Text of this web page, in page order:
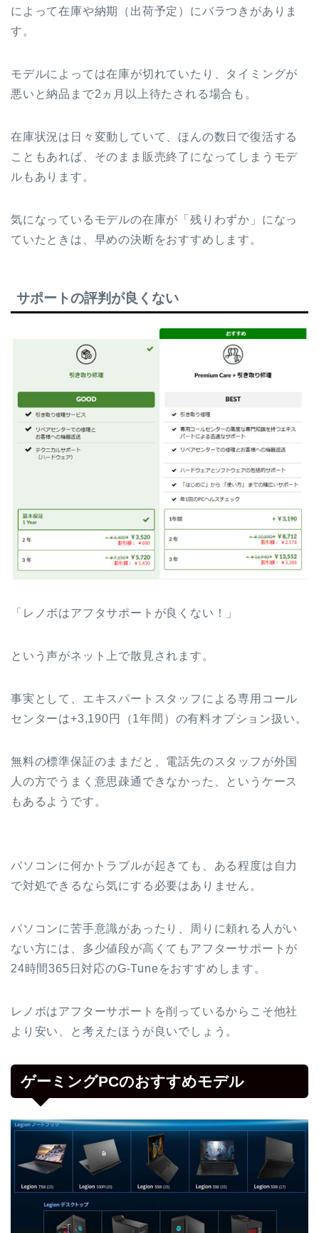
によって在庫や納期（出荷予定）にバラつきがありま
す。
モデルによっては在庫が切れていたり、タイミングが
悪いと納品まで2ヵ月以上待たされる場合も。
在庫状況は日々変動していて、ほんの数日で復活する
こともあれば、そのまま販売終了になってしまうモデ
ルもあります。
気になっているモデルの在庫が「残りわずか」になっ
ていたときは、早めの決断をおすすめします。
サポートの評判が良くない
「レノボはアフタサポートが良くない！」
という声がネット上で散見されます。
事実として、エキスパートスタッフによる専用コール
センターは+3,190円（1年間）の有料オプション扱い。
無料の標準保証のままだと、電話先のスタッフが外国
人の方でうまく意思疎通できなかった、というケース
もあるようです。
パソコンに何かトラブルが起きても、ある程度は自力
で対処できるなら気にする必要はありません。
パソコンに苦手意識があったり、周りに頼れる人がい
ない方には、多少値段が高くてもアフターサポートが
24時間365日対応のG-Tuneをおすすめします。
レノボはアフターサポートを削っているからこそ他社
より安い、と考えたほうが良いでしょう。
ゲーミングPCのおすすめモデル